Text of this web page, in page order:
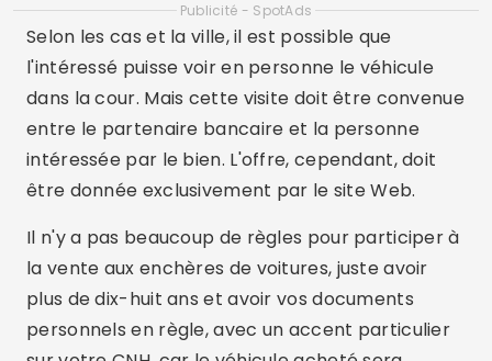
Publicité - SpotAds
Selon les cas et la ville, il est possible que
l'intéressé puisse voir en personne le véhicule
dans la cour. Mais cette visite doit être convenue
entre le partenaire bancaire et la personne
intéressée par le bien. L'offre, cependant, doit
être donnée exclusivement par le site Web.
Il n'y a pas beaucoup de règles pour participer à
la vente aux enchères de voitures, juste avoir
plus de dix-huit ans et avoir vos documents
personnels en règle, avec un accent particulier